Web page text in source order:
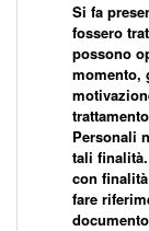
Si fa
fossero
possono
momento,
Personali
tali
con
fare